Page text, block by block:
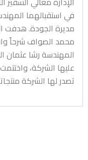
في استقبالهما
مديرة الجودة. هدفت
محمد الصواف شرحاً
المهندسة رشا عثمان
عليها الشركة،
تصدر لها الشركة